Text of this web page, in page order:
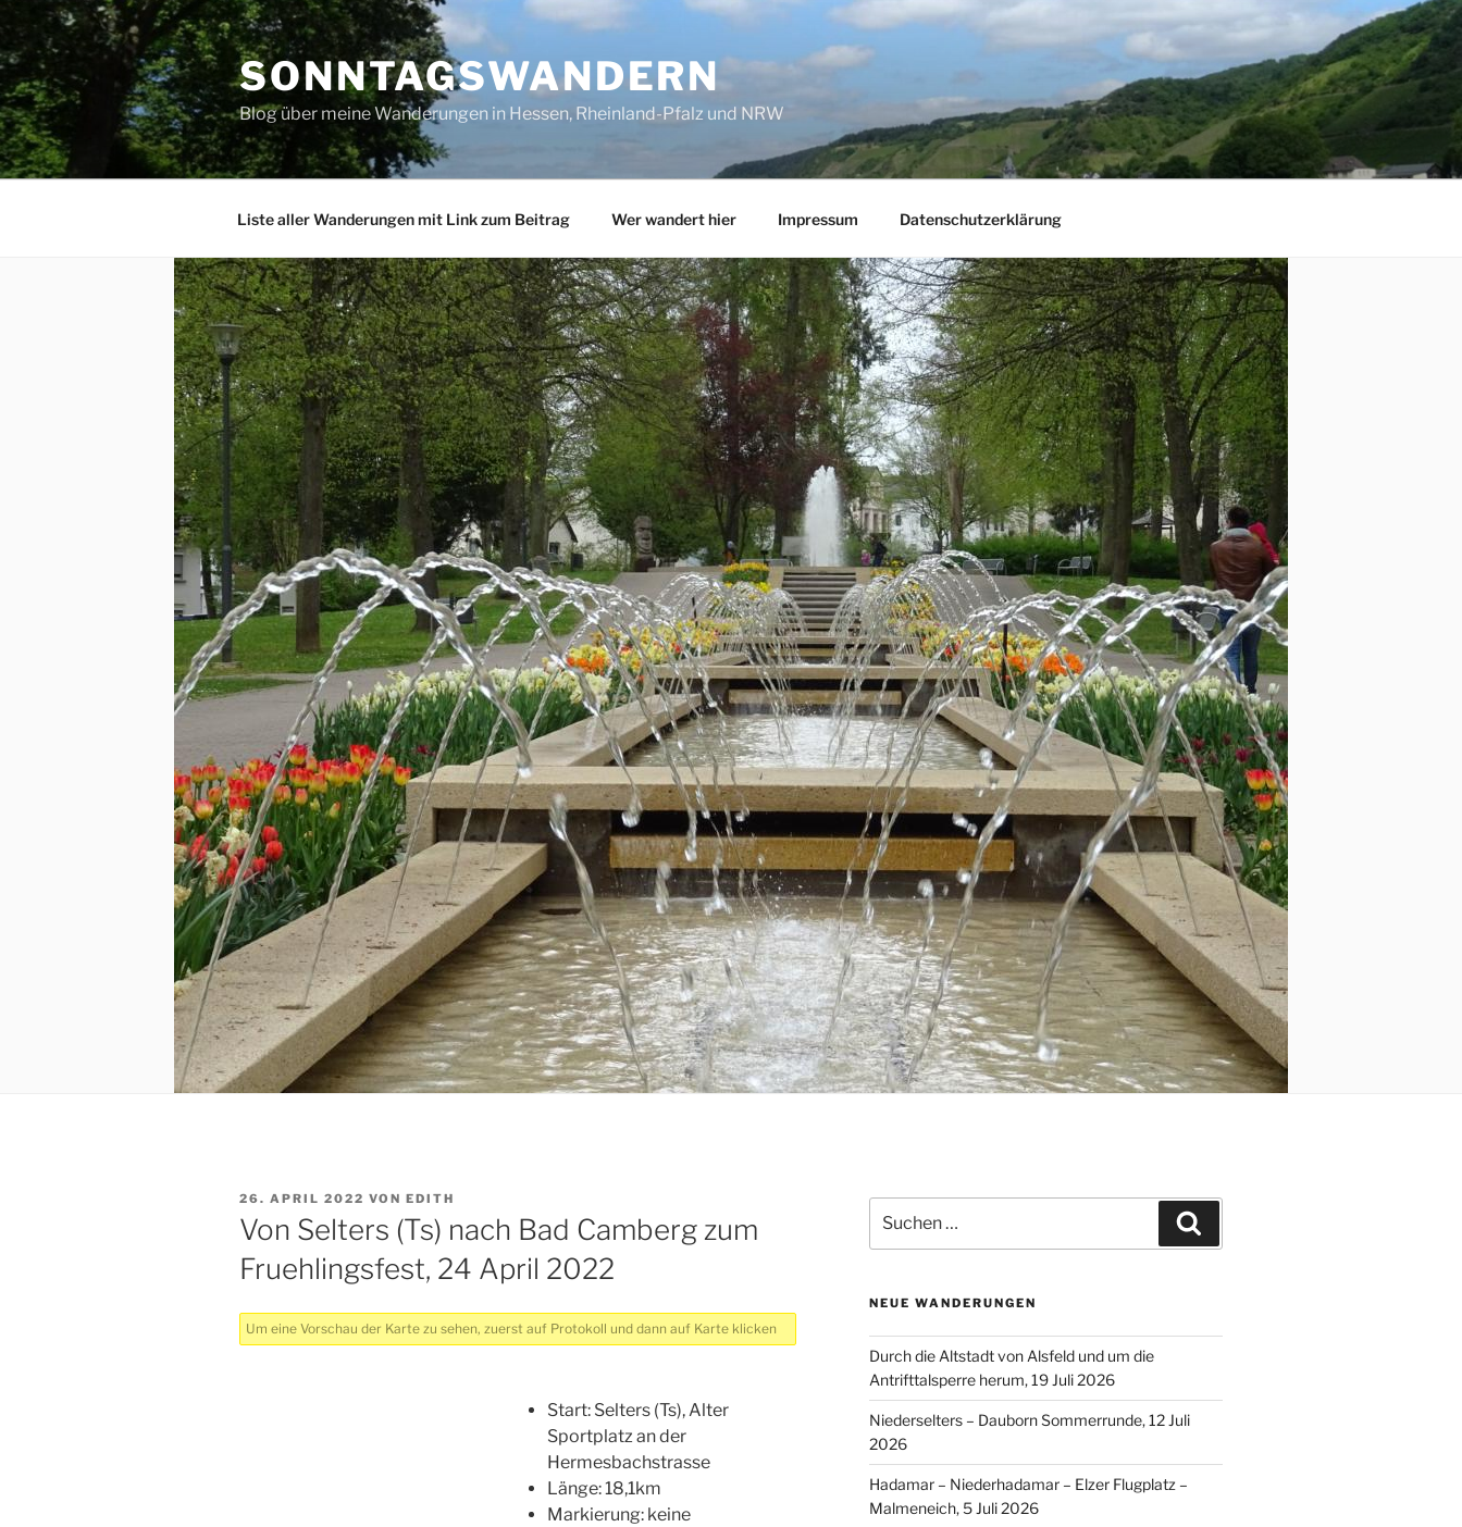
Zum
Inhalt
springen
SONNTAGSWANDERN
Blog über meine Wanderungen in Hessen, Rheinland-Pfalz und NRW
Liste aller Wanderungen mit Link zum Beitrag Wer wandert hier Impressum Datenschutzerklärung
VERÖFFENTLICHT
AM
26. APRIL 2022 VON EDITH
Von Selters (Ts) nach Bad Camberg zum
Fruehlingsfest, 24 April 2022
Um eine Vorschau der Karte zu sehen, zuerst auf Protokoll und dann auf Karte klicken
Start: Selters (Ts), Alter
Sportplatz an der
Hermesbachstrasse
Länge: 18,1km
Markierung: keine
nach:
NEUE WANDERUNGEN
Durch die Altstadt von Alsfeld und um die
Antrifttalsperre herum, 19 Juli 2026
Niederselters – Dauborn Sommerrunde, 12 Juli
2026
Hadamar – Niederhadamar – Elzer Flugplatz –
Malmeneich, 5 Juli 2026